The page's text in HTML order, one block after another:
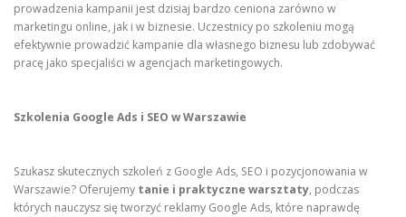
prowadzenia kampanii jest dzisiaj bardzo ceniona zarówno w
marketingu online, jak i w biznesie. Uczestnicy po szkoleniu mogą
efektywnie prowadzić kampanie dla własnego biznesu lub zdobywać
pracę jako specjaliści w agencjach marketingowych.
Szkolenia Google Ads i SEO w Warszawie
Szukasz skutecznych szkoleń z Google Ads, SEO i pozycjonowania w
Warszawie? Oferujemy tanie i praktyczne warsztaty, podczas
których nauczysz się tworzyć reklamy Google Ads, które naprawdę